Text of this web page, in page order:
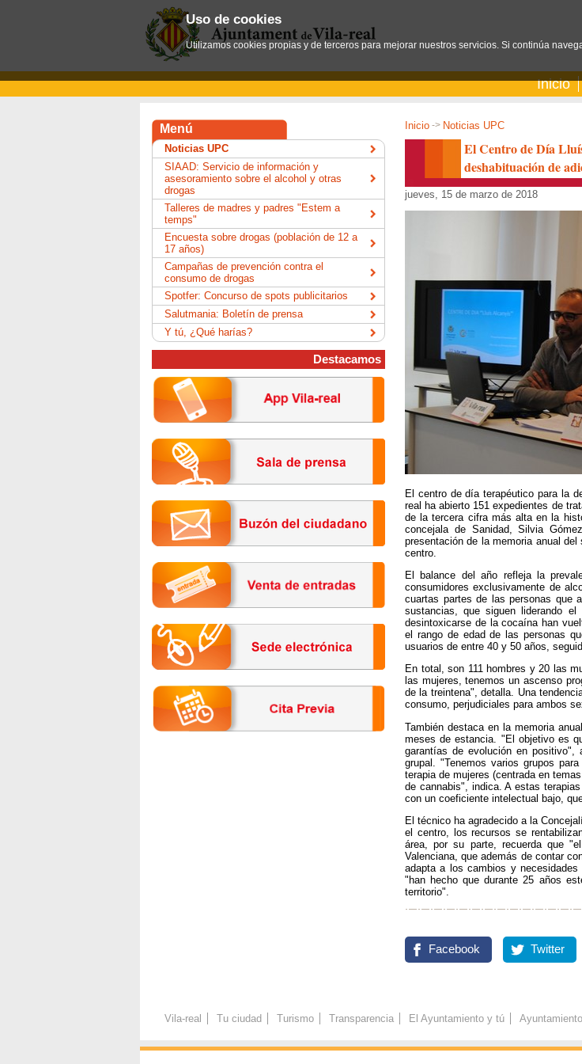
Inicio
Inicio -> Noticias UPC
El Centro de Día
deshabituación de
jueves, 15 de marzo de 2018
El centro de día terapéutico para la
real ha abierto 151 expedientes de
de la tercera cifra más alta en la
concejala de Sanidad, Silvia
presentación de la memoria anual
centro.
El balance del año refleja la
consumidores exclusivamente de
cuartas partes de las personas que
sustancias, que siguen liderando
desintoxicarse de la cocaína han
el rango de edad de las personas
usuarios de entre 40 y 50 años,
En total, son 111 hombres y 20 las
las mujeres, tenemos un ascenso
de la treintena", detalla. Una
consumo, perjudiciales para ambos
También destaca en la memoria
meses de estancia. "El objetivo es
garantías de evolución en positivo",
grupal. "Tenemos varios grupos
terapia de mujeres (centrada en
de cannabis", indica. A estas
con un coeficiente intelectual bajo,
El técnico ha agradecido a la
el centro, los recursos se
área, por su parte, recuerda que
Valenciana, que además de contar
adapta a los cambios y
"han hecho que durante 25 años
territorio".
Facebook Twitter
Menú
Noticias UPC
SIAAD: Servicio de información y
asesoramiento sobre el alcohol y otras
drogas
Talleres de madres y padres "Estem a
temps"
Encuesta sobre drogas (población de 12 a
17 años)
Campañas de prevención contra el
consumo de drogas
Spotfer: Concurso de spots publicitarios
Salutmania: Boletín de prensa
Y tú, ¿Qué harías?
Destacamos
Vila-real Tu ciudad Turismo Transparencia El Ayuntamiento y tú Ayuntamiento
Uso de cookies
Utilizamos cookies propias y de terceros para mejorar nuestros servicios. Si continúa